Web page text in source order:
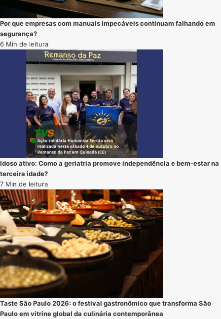
Por que empresas com manuais impecáveis continuam falhando em
segurança?
6 Min de leitura
Idoso ativo: Como a geriatria promove independência e bem-estar na
terceira idade?
7 Min de leitura
Taste São Paulo 2026: o festival gastronômico que transforma São
Paulo em vitrine global da culinária contemporânea